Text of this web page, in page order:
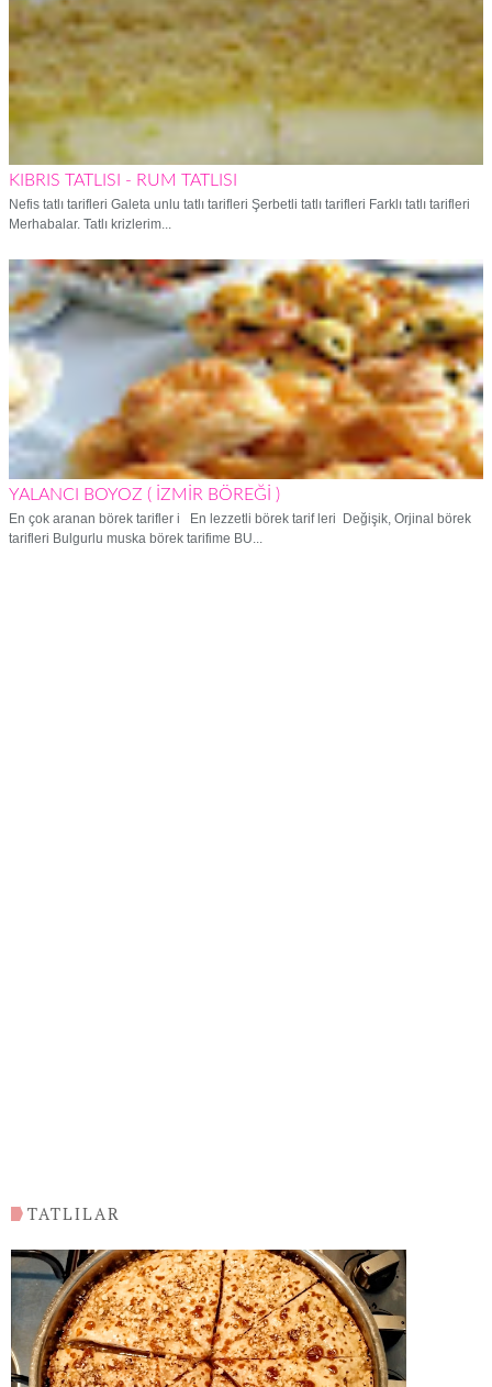
KIBRIS TATLISI - RUM TATLISI
Nefis tatlı tarifleri Galeta unlu tatlı tarifleri Şerbetli tatlı tarifleri Farklı tatlı tarifleri
Merhabalar. Tatlı krizlerim...
YALANCI BOYOZ ( İZMİR BÖREĞİ )
En çok aranan börek tarifler i En lezzetli börek tarif leri Değişik, Orjinal börek
tarifleri Bulgurlu muska börek tarifime BU...
TATLILAR